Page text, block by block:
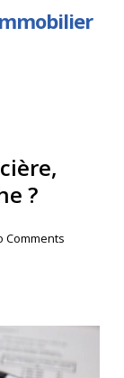
?
Comments